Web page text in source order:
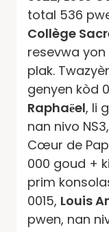
total 536
Collège
resevwa
plak.
genyen kòd
Raphaёel, li
nan nivo
Cœur de
000 goud +
prim
0015, Louis
pwen, nan